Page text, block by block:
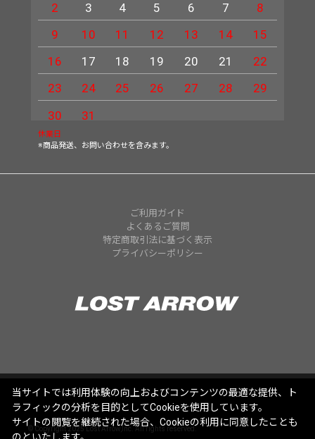
2
3 4 5 6 7
8
9
10 11 12 13 14
15
16
17 18 19 20 21
22
23
24 25 26 27 28
29
30
31
休業日
※商品発送、お問い合わせを含みます。
ご利用ガイド
よくあるご質問
特定商取引法に基づく表示
プライバシーポリシー
© Copyright 2025 Lost Arrow,Inc. All rights reserved.
当サイトでは利用体験の向上およびコンテンツの最適な提供、ト
ラフィックの分析を目的としてCookieを使用しています。
サイトの閲覧を継続された場合、Cookieの利用に同意したことも